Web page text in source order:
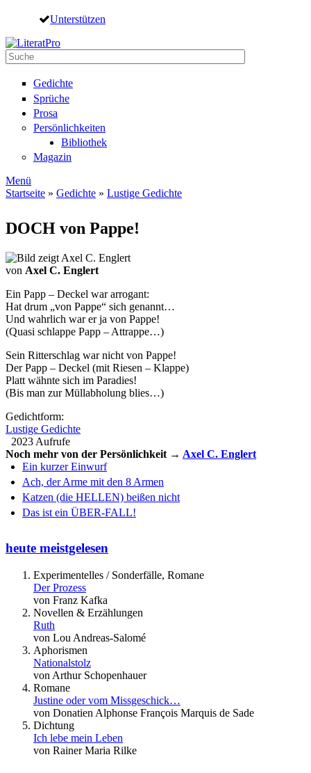
Direkt zum Inhalt
Unterstützen
Suche
Gedichte
Sprüche
Prosa
Persönlichkeiten
Bibliothek
Magazin
Menü
Startseite » Gedichte » Lustige Gedichte
DOCH von Pappe!
von Axel C. Englert
Ein Papp – Deckel war arrogant:
Hat drum „von Pappe“ sich genannt…
Und wahrlich war er ja von Pappe!
(Quasi schlappe Papp – Attrappe…)
Sein Ritterschlag war nicht von Pappe!
Der Papp – Deckel (mit Riesen – Klappe)
Platt wähnte sich im Paradies!
(Bis man zur Müllabholung blies…)
Gedichtform:
Lustige Gedichte
2023 Aufrufe
Noch mehr von der Persönlichkeit → Axel C. Englert
Ein kurzer Einwurf
Ach, der Arme mit den 8 Armen
Katzen (die HELLEN) beißen nicht
Das ist ein ÜBER-FALL!
heute meistgelesen
Experimentelles / Sonderfälle, Romane
Der Prozess
von Franz Kafka
Novellen & Erzählungen
Ruth
von Lou Andreas-Salomé
Aphorismen
Nationalstolz
von Arthur Schopenhauer
Romane
Justine oder vom Missgeschick…
von Donatien Alphonse François Marquis de Sade
Dichtung
Ich lebe mein Leben
von Rainer Maria Rilke